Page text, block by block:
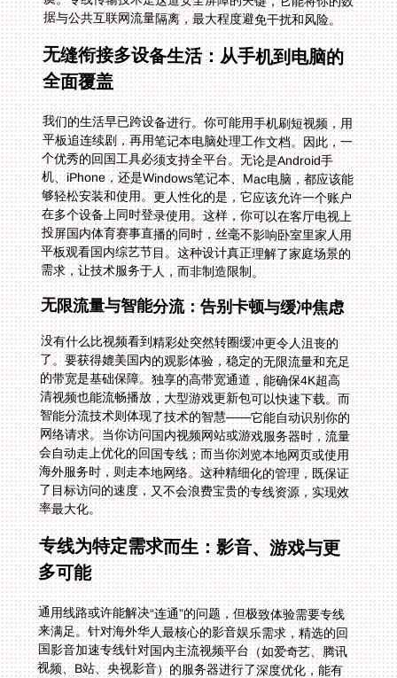
据与公共互联网流量隔离，最大程度避免干扰和风险。
无缝衔接多设备生活：从手机到电脑的
全面覆盖
我们的生活早已跨设备进行。你可能用手机刷短视频，用
平板追连续剧，再用笔记本电脑处理工作文档。因此，一
个优秀的回国工具必须支持全平台。无论是Android手
机、iPhone，还是Windows笔记本、Mac电脑，都应该能
够轻松安装和使用。更人性化的是，它应该允许一个账户
在多个设备上同时登录使用。这样，你可以在客厅电视上
投屏国内体育赛事直播的同时，丝毫不影响卧室里家人用
平板观看国内综艺节目。这种设计真正理解了家庭场景的
需求，让技术服务于人，而非制造限制。
无限流量与智能分流：告别卡顿与缓冲焦虑
没有什么比视频看到精彩处突然转圈缓冲更令人沮丧的
了。要获得媲美国内的观影体验，稳定的无限流量和充足
的带宽是基础保障。独享的高带宽通道，能确保4K超高
清视频也能流畅播放，大型游戏更新包可以快速下载。而
智能分流技术则体现了技术的智慧——它能自动识别你的
网络请求。当你访问国内视频网站或游戏服务器时，流量
会自动走上优化的回国专线；而当你浏览本地网页或使用
海外服务时，则走本地网络。这种精细化的管理，既保证
了目标访问的速度，又不会浪费宝贵的专线资源，实现效
率最大化。
专线为特定需求而生：影音、游戏与更
多可能
通用线路或许能解决“连通”的问题，但极致体验需要专线
来满足。针对海外华人最核心的影音娱乐需求，精选的回
国影音加速专线针对国内主流视频平台（如爱奇艺、腾讯
视频、B站、央视影音）的服务器进行了深度优化，能有
效解决高峰时段的拥堵问题。对于游戏玩家，低延迟、不
掉线的游戏加速专线则是刚需，让你能与国内好友同
步“开黑”，不再因网络延迟而成为“猪队友”。这些专线就
像城市中的快速公交专用道，为特定的、高需求的应用程